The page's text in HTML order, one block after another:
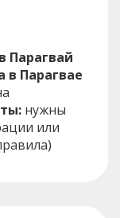
Парагвай
в Парагвае
нужны
или